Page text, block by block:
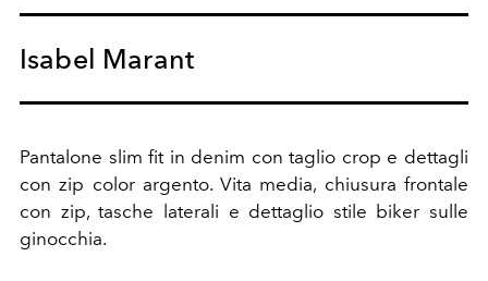
Isabel Marant
Pantalone slim fit in denim con taglio crop e dettagli
con zip color argento. Vita media, chiusura frontale
con zip, tasche laterali e dettaglio stile biker sulle
ginocchia.